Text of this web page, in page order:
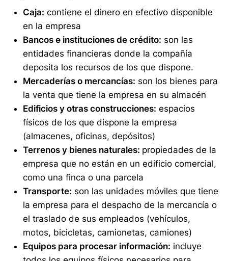
Caja: contiene el dinero en efectivo disponible
en la empresa
Bancos e instituciones de crédito: son las
entidades financieras donde la compañía
deposita los recursos de los que dispone.
Mercaderías o mercancías: son los bienes para
la venta que tiene la empresa en su almacén
Edificios y otras construcciones: espacios
físicos de los que dispone la empresa
(almacenes, oficinas, depósitos)
Terrenos y bienes naturales: propiedades de la
empresa que no están en un edificio comercial,
como una finca o una parcela
Transporte: son las unidades móviles que tiene
la empresa para el despacho de la mercancía o
el traslado de sus empleados (vehículos,
motos, bicicletas, camionetas, camiones)
Equipos para procesar información: incluye